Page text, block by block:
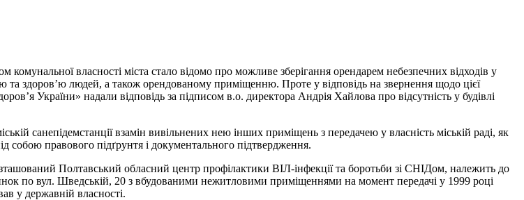
власності міста стало відомо про можливе зберігання орендарем небезпечних відходів у
здоров’ю людей, а також орендованому приміщенню. Проте у відповідь на звернення щодо цієї
України» надали відповідь за підписом в.о. директора Андрія Хайлова про відсутність у будівлі
санепідемстанції взамін вивільнених нею інших приміщень з передачею у власність міській раді, як
собою правового підґрунтя і документального підтвердження.
Полтавський обласний центр профілактики ВІЛ-інфекції та боротьби зі СНІДом, належить до
по вул. Шведській, 20 з вбудованими нежитловими приміщеннями на момент передачі у 1999 році
у державній власності.